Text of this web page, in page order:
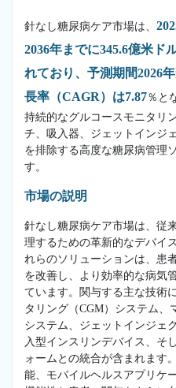
針なし糖尿病ケア市場は、
2036年までに345.6億米ド
れており、予測期間2026
長率（CAGR）は7.87％と
持続的なグルコースモニタリ
チ、吸入器、ジェットインジ
を排除する高度な糖尿病管理
す。
市場の説明
針なし糖尿病ケア市場は、従
理するための革新的なデバイ
れらのソリューションは、患
を改善し、より効率的な病気
ています。関与する主な技術
タリング（CGM）システム、
システム、ジェットインジェ
入型インスリンデバイス、そ
ォームとの統合が含まれます
能、モバイルヘルスアプリケ